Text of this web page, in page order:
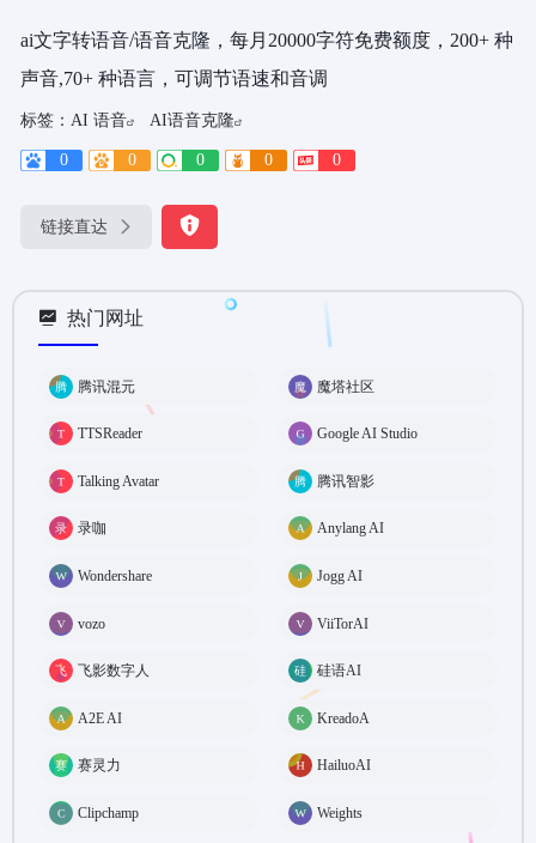
ai文字转语音/语音克隆，每月20000字符免费额度，200+ 种
声音,70+ 种语言，可调节语速和音调
标签： AI 语音 AI语音克隆
0 0 0 0 0
链接直达
热门网址
腾讯混元 魔塔社区
TTSReader Google AI Studio
Talking Avatar 腾讯智影
录咖 Anylang AI
Wondershare Jogg AI
vozo ViiTorAI
飞影数字人 硅语AI
A2E AI KreadoA
赛灵力 HailuoAI
Clipchamp Weights